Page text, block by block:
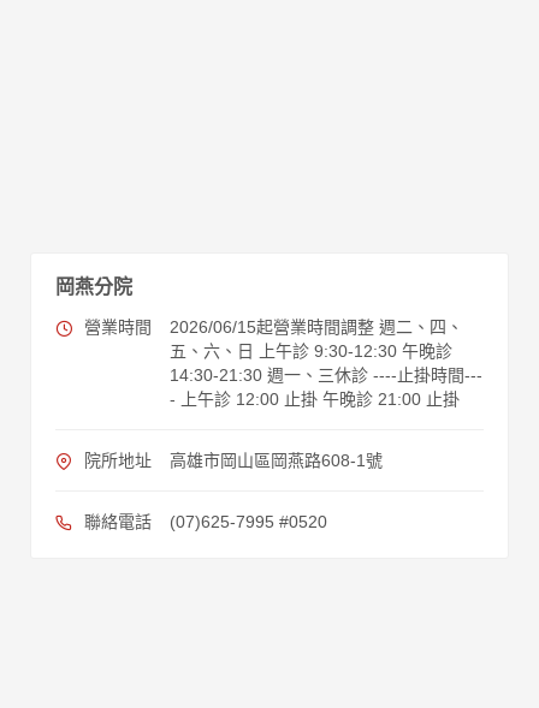
岡燕分院
營業時間
2026/06/15起營業時間調整 週二、四、
五、六、日 上午診 9:30-12:30 午晚診
14:30-21:30 週一、三休診 ----止掛時間---
- 上午診 12:00 止掛 午晚診 21:00 止掛
院所地址 高雄市岡山區岡燕路608-1號
聯絡電話 (07)625-7995 #0520